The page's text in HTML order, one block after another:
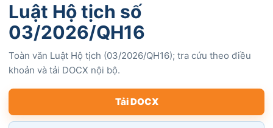
Luật Hộ tịch số
03/2026/QH16
Toàn văn Luật Hộ tịch (03/2026/QH16); tra cứu theo điều
khoản và tải DOCX nội bộ.
Tải DOCX